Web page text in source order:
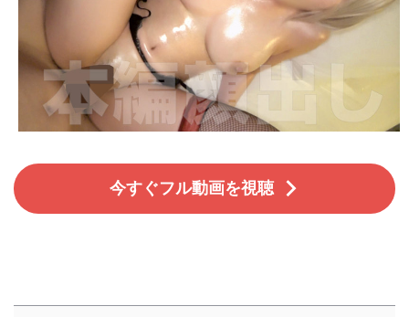
今すぐフル動画を視聴